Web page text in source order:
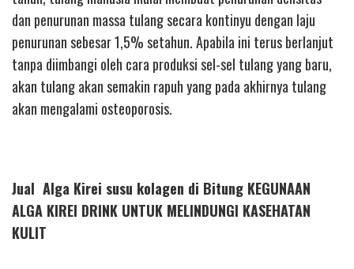
dan penurunan massa tulang secara kontinyu dengan laju
penurunan sebesar 1,5% setahun. Apabila ini terus berlanjut
tanpa diimbangi oleh cara produksi sel-sel tulang yang baru,
akan tulang akan semakin rapuh yang pada akhirnya tulang
akan mengalami osteoporosis.
Jual Alga Kirei susu kolagen di Bitung KEGUNAAN
ALGA KIREI DRINK UNTUK MELINDUNGI KASEHATAN
KULIT